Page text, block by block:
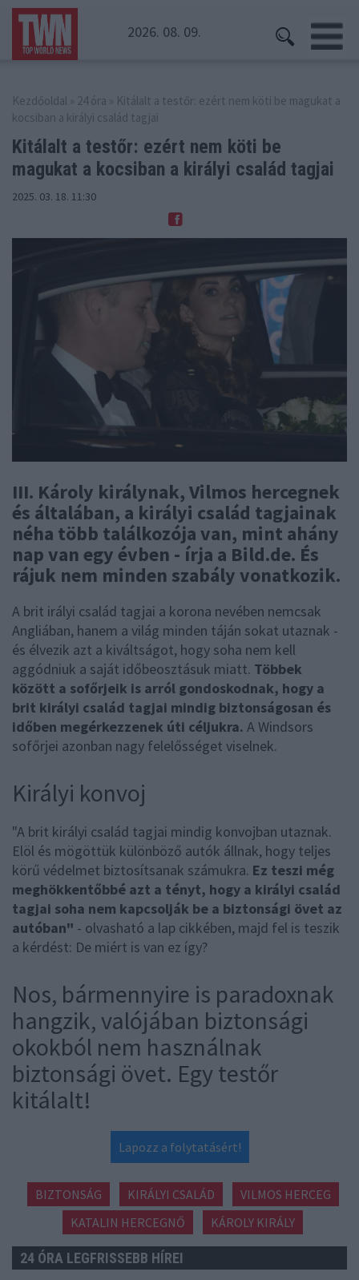
2026. 08. 09.
Kezdőoldal » 24 óra » Kitálalt a testőr: ezért nem köti be magukat a
kocsiban a királyi család tagjai
Kitálalt a testőr: ezért nem köti be
magukat a kocsiban a királyi család tagjai
2025. 03. 18. 11:30
III. Károly királynak, Vilmos hercegnek
és általában, a királyi család tagjainak
néha több találkozója van, mint ahány
nap van egy évben - írja a Bild.de. És
rájuk nem minden szabály vonatkozik.
A brit irályi család tagjai a korona nevében nemcsak
Angliában, hanem a világ minden táján sokat utaznak -
és élvezik azt a kiváltságot, hogy soha nem kell
aggódniuk a saját időbeosztásuk miatt. Többek
között a sofőrjeik is arról gondoskodnak, hogy a
brit királyi család tagjai mindig biztonságosan és
időben megérkezzenek úti céljukra. A Windsors
sofőrjei azonban nagy felelősséget viselnek.
Királyi konvoj
"A brit királyi család tagjai mindig konvojban utaznak.
Elöl és mögöttük különböző autók állnak, hogy teljes
körű védelmet biztosítsanak számukra. Ez teszi még
meghökkentőbbé azt a tényt, hogy a királyi család
tagjai soha nem kapcsolják be a biztonsági övet az
autóban" - olvasható a lap cikkében, majd fel is teszik
a kérdést: De miért is van ez így?
Nos, bármennyire is paradoxnak
hangzik, valójában biztonsági
okokból nem használnak
biztonsági övet. Egy testőr
kitálalt!
Lapozz a folytatásért!
BIZTONSÁG KIRÁLYI CSALÁD
VILMOS HERCEG
KATALIN HERCEGNŐ
KÁROLY KIRÁLY
24 ÓRA LEGFRISSEBB HÍREI